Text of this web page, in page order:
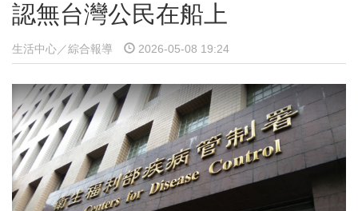
認無台灣公民在船上
生活中心／綜合報導 2026-05-08 19:24